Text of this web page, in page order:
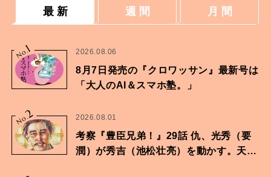
最 新 週 間 月 間
No.
1 2026.08.06
8月7日発売の『クロワッサン』最新号は
「大人のAI＆スマホ塾。」
No.2 2026.08.01
考察『豊臣兄弟！』29話 仇、光秀（要
潤）が秀吉（池松壮亮）を動かす。天下